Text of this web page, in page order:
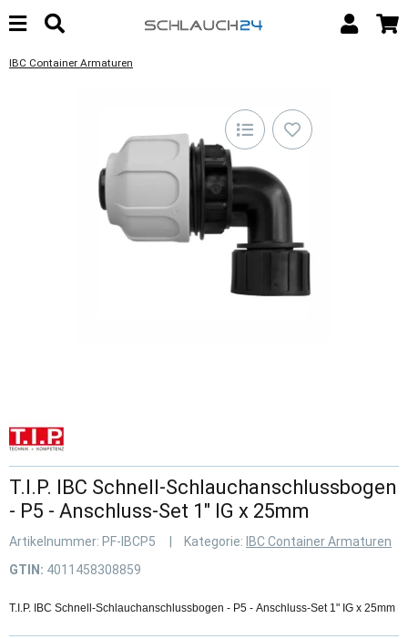
IBC Container Armaturen
T.I.P. IBC Schnell-Schlauchanschlussbogen
- P5 - Anschluss-Set 1" IG x 25mm
Artikelnummer: PF-IBCP5 Kategorie: IBC Container Armaturen
GTIN: 4011458308859
T.I.P. IBC Schnell-Schlauchanschlussbogen - P5 - Anschluss-Set 1" IG x 25mm